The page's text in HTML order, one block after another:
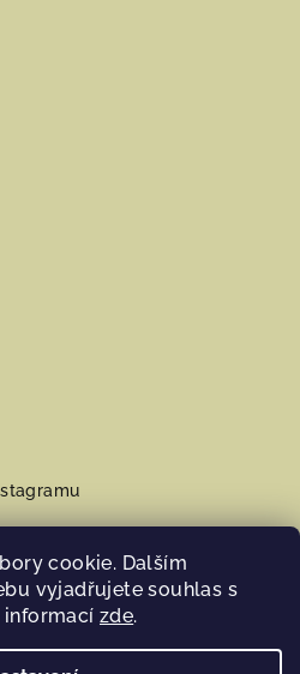
cookie. Dalším
vyjadřujete souhlas s
informací zde.